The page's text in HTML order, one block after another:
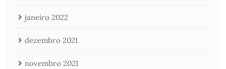
janeiro 2022
dezembro 2021
novembro 2021